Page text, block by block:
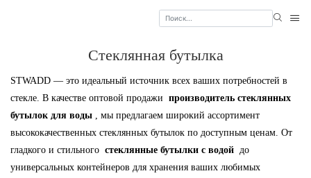
Стеклянная бутылка
STWADD — это идеальный источник всех ваших потребностей в
стекле. В качестве оптовой продажи производитель стеклянных
бутылок для воды
, мы предлагаем широкий ассортимент
высококачественных стеклянных бутылок по доступным ценам. От
гладкого и стильного стеклянные бутылки с водой до
универсальных контейнеров для хранения ваших любимых